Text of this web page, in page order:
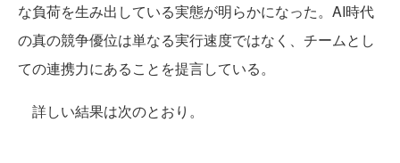
な負荷を生み出している実態が明らかになった。AI時代
の真の競争優位は単なる実行速度ではなく、チームとし
ての連携力にあることを提言している。
詳しい結果は次のとおり。